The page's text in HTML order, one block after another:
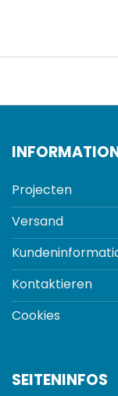
Projecten
Versand
Kontaktieren
Cookies
SEITENINFOS